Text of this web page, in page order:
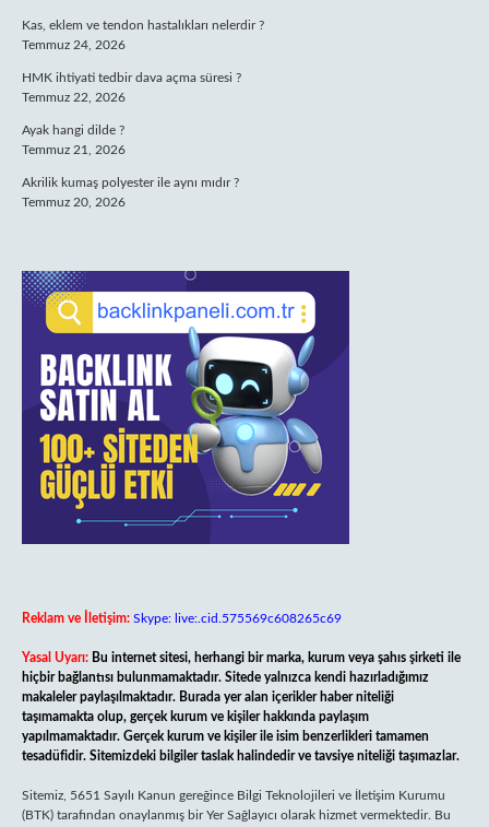
Kas, eklem ve tendon hastalıkları nelerdir ?
Temmuz 24, 2026
HMK ihtiyati tedbir dava açma süresi ?
Temmuz 22, 2026
Ayak hangi dilde ?
Temmuz 21, 2026
Akrilik kumaş polyester ile aynı mıdır ?
Temmuz 20, 2026
Reklam ve İletişim: Skype: live:.cid.575569c608265c69
Yasal Uyarı: Bu internet sitesi, herhangi bir marka, kurum veya şahıs şirketi ile
hiçbir bağlantısı bulunmamaktadır. Sitede yalnızca kendi hazırladığımız
makaleler paylaşılmaktadır. Burada yer alan içerikler haber niteliği
taşımamakta olup, gerçek kurum ve kişiler hakkında paylaşım
yapılmamaktadır. Gerçek kurum ve kişiler ile isim benzerlikleri tamamen
tesadüfidir. Sitemizdeki bilgiler taslak halindedir ve tavsiye niteliği taşımazlar.
Sitemiz, 5651 Sayılı Kanun gereğince Bilgi Teknolojileri ve İletişim Kurumu
(BTK) tarafından onaylanmış bir Yer Sağlayıcı olarak hizmet vermektedir. Bu